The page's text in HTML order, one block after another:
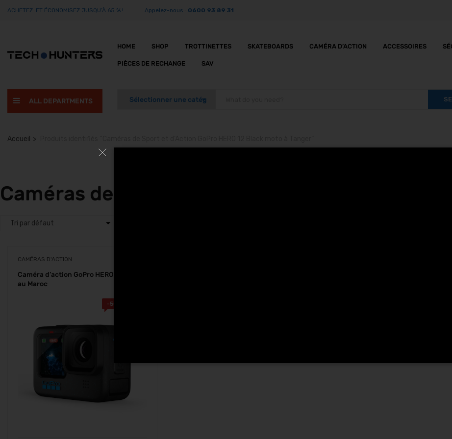
ACHETEZ ET ÉCONOMISEZ JUSQU’À 65 % ! Appelez-nous : 0600 93 89 31
HOME SHOP TROTTINETTES SKATEBOARDS CAMÉRA D’ACTION ACCESSOIRES
PIÈCES DE RECHANGE SAV
ALL DEPARTMENTS
Accueil
Caméras de Sport et d’Action GoPro HERO 12
CAMÉRAS D'ACTION
Caméra d’action GoPro HERO 12 Black
au Maroc
-500.00